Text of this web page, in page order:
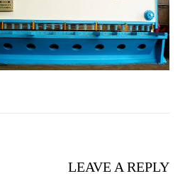
LEAVE A REPLY